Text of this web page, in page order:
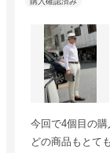
今回で4個目の購
どの商品もとて